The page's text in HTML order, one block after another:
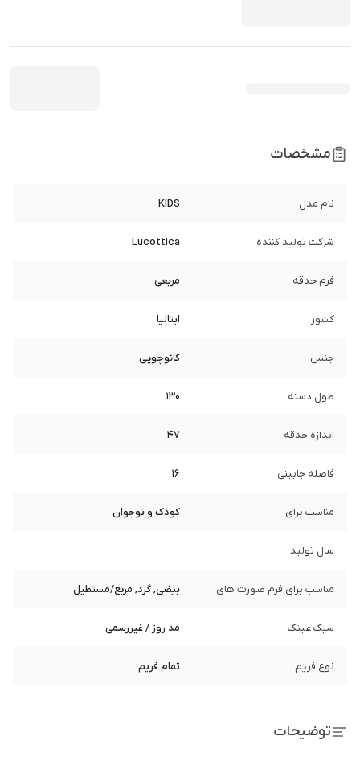
مشخصات
نام مدل KIDS
شرکت تولید کننده Lucottica
فرم حدقه مربعی
کشور ایتالیا
جنس کائوچویی
طول دسته 130
اندازه حدقه 47
فاصله جابینی 16
مناسب برای کودک و نوجوان
سال تولید
مناسب برای فرم صورت های بیضی, گرد, مربع/مستطیل
سبک عینک مد روز / غیررسمی
نوع فریم تمام فریم
توضیحات